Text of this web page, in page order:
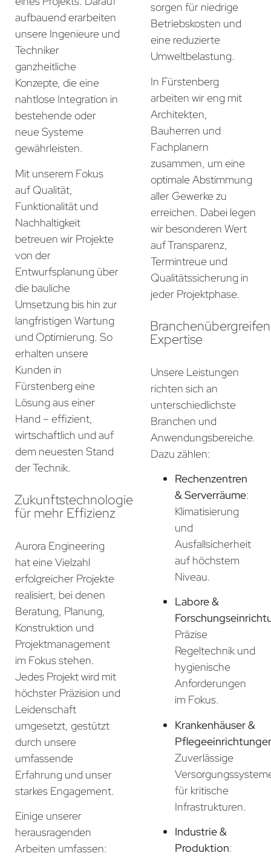
aufbauend erarbeiten
unsere Ingenieure und
Techniker
ganzheitliche
Konzepte, die eine
nahtlose Integration in
bestehende oder
neue Systeme
gewährleisten.
Mit unserem Fokus
auf Qualität,
Funktionalität und
Nachhaltigkeit
betreuen wir Projekte
von der
Entwurfsplanung über
die bauliche
Umsetzung bis hin zur
langfristigen Wartung
und Optimierung. So
erhalten unsere
Kunden in
Fürstenberg eine
Lösung aus einer
Hand – effizient,
wirtschaftlich und auf
dem neuesten Stand
der Technik.
Zukunftstechnologie
für mehr Effizienz
Aurora Engineering
hat eine Vielzahl
erfolgreicher Projekte
realisiert, bei denen
Beratung, Planung,
Konstruktion und
Projektmanagement
im Fokus stehen.
Jedes Projekt wird mit
höchster Präzision und
Leidenschaft
umgesetzt, gestützt
durch unsere
umfassende
Erfahrung und unser
starkes Engagement.
Einige unserer
herausragenden
Arbeiten umfassen:
sorgen für niedrige
Betriebskosten und
eine reduzierte
Umweltbelastung.
In Fürstenberg
arbeiten wir eng mit
Architekten,
Bauherren und
Fachplanern
zusammen, um eine
optimale Abstimmung
aller Gewerke zu
erreichen. Dabei legen
wir besonderen Wert
auf Transparenz,
Termintreue und
Qualitätssicherung in
jeder Projektphase.
Expertise
Unsere Leistungen
richten sich an
unterschiedlichste
Branchen und
Anwendungsbereiche.
Dazu zählen:
Rechenzentren
& Serverräume:
Klimatisierung
und
Ausfallsicherheit
auf höchstem
Niveau.
Labore &
Präzise
Regeltechnik und
hygienische
Anforderungen
im Fokus.
Krankenhäuser &
Zuverlässige
für kritische
Infrastrukturen.
Industrie &
Produktion: